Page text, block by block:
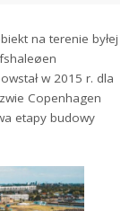
na terenie byłej
w 2015 r. dla
Copenhagen
etapy budowy